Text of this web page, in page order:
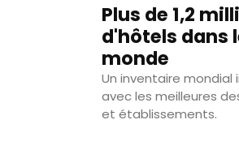
Plus de 1,2
d'hôtels dans
monde
Un inventaire mondial
avec les meilleures
et établissements.